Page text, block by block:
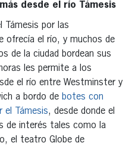
desde el río Támesis
Támesis por las
ofrecía el río, y muchos de
de la ciudad bordean sus
les permite a los
el río entre Westminster y
a bordo de botes con
el Támesis, desde donde el
de interés tales como la
el teatro Globe de